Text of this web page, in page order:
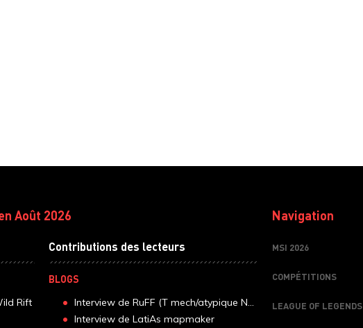
Août 2026
Rift
Contributions des lecteurs
BLOGS
Interview de RuFF (T mech/atypique N...
Interview de LatiAs mapmaker
Navigation
MSI 2026
COMPÉTITIONS
LEAGUE OF LEGENDS